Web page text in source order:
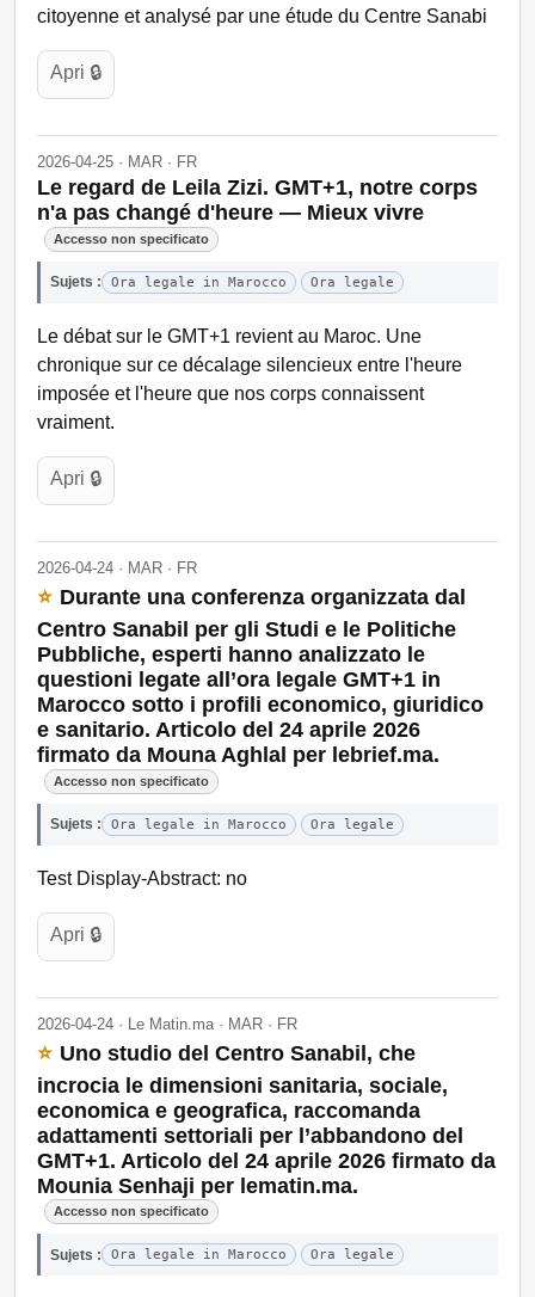
citoyenne et analysé par une étude du Centre Sanabi
Apri 🔒
2026-04-25 · MAR · FR
Le regard de Leila Zizi. GMT+1, notre corps
n'a pas changé d'heure — Mieux vivre
Accesso non specificato
Sujets : Ora legale in Marocco Ora legale
Le débat sur le GMT+1 revient au Maroc. Une
chronique sur ce décalage silencieux entre l'heure
imposée et l'heure que nos corps connaissent
vraiment.
Apri 🔒
2026-04-24 · MAR · FR
⭐ Durante una conferenza organizzata dal
Centro Sanabil per gli Studi e le Politiche
Pubbliche, esperti hanno analizzato le
questioni legate all’ora legale GMT+1 in
Marocco sotto i profili economico, giuridico
e sanitario. Articolo del 24 aprile 2026
firmato da Mouna Aghlal per lebrief.ma.
Accesso non specificato
Sujets : Ora legale in Marocco Ora legale
Test Display-Abstract: no
Apri 🔒
2026-04-24 · Le Matin.ma · MAR · FR
⭐ Uno studio del Centro Sanabil, che
incrocia le dimensioni sanitaria, sociale,
economica e geografica, raccomanda
adattamenti settoriali per l’abbandono del
GMT+1. Articolo del 24 aprile 2026 firmato da
Mounia Senhaji per lematin.ma.
Accesso non specificato
Sujets : Ora legale in Marocco Ora legale